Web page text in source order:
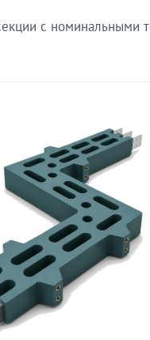
с номинальными